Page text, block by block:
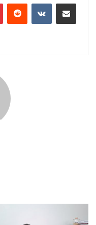
PinterestReddit VKontakteShare via Email